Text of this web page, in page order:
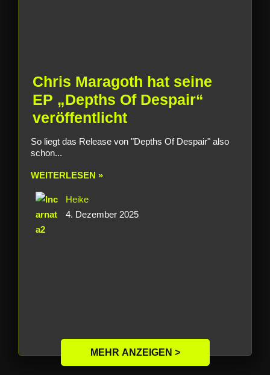
Chris Maragoth hat seine
EP „Depths Of Despair“
veröffentlicht
So liegt das Release von "Depths Of Despair" also
schon...
WEITERLESEN »
Heike
4. Dezember 2025
MEHR ANZEIGEN >